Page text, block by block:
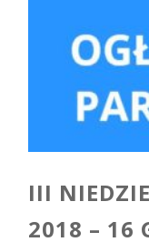
III
2018 – 16